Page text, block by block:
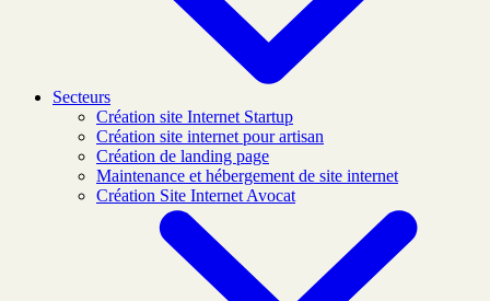
Secteurs
Création site Internet Startup
Création site internet pour artisan
Création de landing page
Maintenance et hébergement de site internet
Création Site Internet Avocat